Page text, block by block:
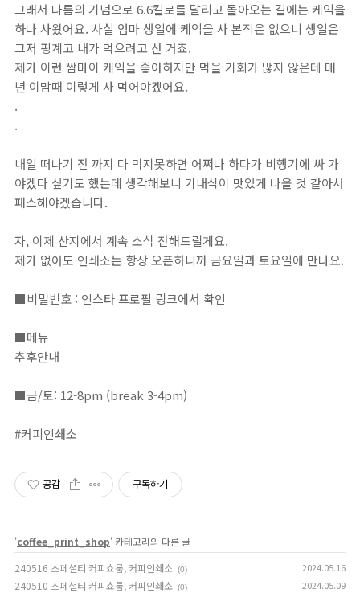
그래서 나름의 기념으로 6.6킬로를 달리고 돌아오는 길에는 케익을
하나 사왔어요. 사실 엄마 생일에 케익을 사 본적은 없으니 생일은
그저 핑계고 내가 먹으려고 산 거죠.
제가 이런 쌈마이 케익을 좋아하지만 먹을 기회가 많지 않은데 매
년 이맘때 이렇게 사 먹어야겠어요.
.
.
내일 떠나기 전 까지 다 먹지못하면 어쩌나 하다가 비행기에 싸 가
야겠다 싶기도 했는데 생각해보니 기내식이 맛있게 나올 것 같아서
패스해야겠습니다.
자, 이제 산지에서 계속 소식 전해드릴게요.
제가 없어도 인쇄소는 항상 오픈하니까 금요일과 토요일에 만나요.
■비밀번호 : 인스타 프로필 링크에서 확인⁣⁣⁣⁣⁣⁣⁣⁣⁣⁣⁣⁣⁣⁣⁣⁣⁣⁣⁣⁣⁣⁣⁣⁣⁣⁣⁣⁣⁣⁣⁣⁣⁣⁣⁣⁣⁣⁣⁣⁣⁣⁣⁣⁣⁣⁣⁣⁣⁣⁣⁣⁣⁣⁣⁣⁣⁣⁣⁣⁣⁣⁣⁣⁣⁣⁣⁣⁣⁣⁣⁣⁣⁣⁣⁣⁣⁣⁣⁣⁣⁣⁣⁣⁣⁣⁣⁣⁣⁣⁣⁣⁣⁣⁣⁣⁣⁣⁣⁣⁣⁣⁣⁣⁣⁣⁣⁣⁣⁣⁣⁣⁣⁣⁣⁣⁣⁣⁣⁣⁣⁣⁣⁣⁣⁣⁣⁣⁣⁣⁣⁣⁣⁣⁣⁣⁣⁣⁣⁣⁣⁣⁣⁣⁣⁣⁣⁣⁣⁣⁣⁣⁣⁣⁣⁣⁣⁣⁣⁣⁣⁣⁣⁣⁣⁣⁣⁣⁣⁣⁣⁣⁣⁣⁣⁣⁣⁣⁣⁣⁣⁣⁣⁣⁣⁣⁣⁣⁣⁣⁣⁣⁣⁣⁣⁣⁣⁣⁣⁣⁣⁣⁣⁣⁣⁣⁣⁣⁣⁣⁣⁣⁣⁣⁣⁣⁣⁣⁣⁣⁣⁣⁣⁣⁣⁣⁣⁣⁣⁣⁣⁣⁣⁣⁣⁣⁣⁣⁣⁣⁣⁣⁣⁣⁣⁣⁣⁣⁣⁣⁣⁣⁣⁣⁣⁣⁣⁣⁣⁣⁣⁣⁣⁣⁣⁣⁣⁣⁣⁣⁣⁣⁣⁣⁣⁣⁣⁣⁣⁣⁣⁣⁣⁣⁣⁣⁣⁣⁣
■메뉴⁣⁣⁣⁣⁣⁣⁣⁣⁣⁣⁣⁣⁣⁣⁣⁣⁣⁣⁣⁣⁣⁣⁣⁣⁣⁣⁣⁣⁣⁣⁣⁣⁣⁣⁣⁣⁣⁣⁣⁣⁣⁣⁣⁣⁣⁣⁣⁣⁣⁣⁣⁣⁣⁣⁣⁣⁣⁣⁣⁣⁣⁣⁣⁣⁣⁣⁣⁣⁣⁣⁣⁣⁣⁣⁣⁣⁣⁣⁣⁣⁣⁣⁣⁣⁣⁣⁣⁣⁣⁣⁣⁣⁣⁣⁣⁣⁣⁣⁣⁣⁣⁣⁣⁣⁣⁣⁣⁣⁣⁣⁣⁣⁣⁣⁣⁣⁣⁣⁣⁣⁣⁣⁣⁣⁣⁣⁣⁣⁣⁣⁣⁣⁣⁣⁣⁣⁣⁣⁣⁣⁣⁣⁣⁣⁣⁣⁣⁣⁣⁣⁣⁣⁣⁣⁣⁣⁣⁣⁣⁣⁣⁣⁣⁣⁣⁣⁣⁣⁣⁣⁣⁣⁣⁣⁣⁣⁣⁣⁣⁣⁣⁣⁣⁣⁣⁣⁣⁣⁣⁣⁣⁣⁣⁣⁣⁣⁣⁣⁣⁣⁣⁣⁣⁣⁣⁣⁣⁣⁣⁣⁣⁣⁣⁣⁣⁣⁣⁣⁣⁣⁣⁣⁣⁣⁣⁣⁣⁣⁣⁣⁣⁣⁣⁣⁣⁣⁣⁣⁣⁣⁣⁣⁣⁣⁣⁣⁣⁣⁣⁣⁣⁣⁣⁣⁣⁣⁣⁣⁣⁣⁣⁣⁣⁣⁣⁣⁣⁣⁣⁣⁣⁣⁣⁣⁣⁣⁣⁣⁣⁣⁣⁣⁣⁣⁣⁣⁣⁣⁣⁣⁣⁣⁣⁣⁣⁣⁣⁣⁣⁣⁣⁣⁣⁣⁣⁣⁣⁣⁣⁣⁣
추후안내
■금/토: 12-8pm (break 3-4pm)⁣⁣⁣⁣⁣⁣⁣⁣⁣⁣⁣⁣⁣⁣⁣⁣⁣⁣⁣⁣⁣⁣⁣⁣⁣⁣⁣⁣⁣⁣⁣⁣⁣⁣⁣⁣⁣⁣⁣⁣⁣⁣⁣⁣⁣⁣⁣⁣⁣⁣⁣⁣⁣⁣⁣⁣⁣⁣⁣⁣⁣⁣⁣⁣⁣⁣⁣⁣⁣⁣⁣⁣⁣⁣⁣⁣⁣⁣⁣⁣⁣⁣⁣⁣⁣⁣⁣⁣⁣⁣⁣⁣⁣⁣⁣⁣⁣⁣⁣⁣⁣⁣⁣⁣⁣⁣⁣⁣⁣⁣⁣⁣⁣⁣⁣⁣⁣⁣⁣⁣⁣⁣⁣⁣⁣⁣⁣⁣⁣⁣⁣⁣⁣⁣⁣⁣⁣⁣⁣⁣⁣⁣⁣⁣⁣⁣⁣⁣⁣⁣⁣⁣⁣⁣⁣⁣⁣⁣⁣⁣⁣⁣⁣⁣⁣⁣⁣⁣⁣⁣⁣⁣⁣⁣⁣⁣⁣⁣⁣⁣⁣⁣⁣⁣⁣⁣⁣⁣⁣⁣⁣⁣⁣⁣⁣⁣⁣⁣⁣⁣⁣⁣⁣⁣⁣⁣⁣⁣⁣⁣⁣⁣⁣⁣⁣⁣⁣⁣⁣⁣⁣⁣⁣⁣⁣⁣⁣⁣⁣⁣⁣⁣⁣⁣⁣⁣⁣⁣⁣⁣⁣⁣⁣⁣⁣⁣⁣⁣⁣⁣⁣⁣⁣⁣⁣⁣⁣⁣⁣⁣⁣⁣⁣⁣⁣⁣⁣⁣⁣⁣⁣⁣⁣⁣⁣⁣⁣⁣⁣⁣⁣⁣⁣⁣⁣⁣⁣⁣⁣⁣⁣⁣⁣⁣⁣⁣⁣⁣⁣⁣⁣⁣⁣⁣
#커피인쇄소
공감 구독하기
'coffee_print_shop' 카테고리의 다른 글
240516 스페셜티 커피쇼룸, 커피인쇄소 (0) 2024.05.16
240510 스페셜티 커피쇼룸, 커피인쇄소 (0) 2024.05.09